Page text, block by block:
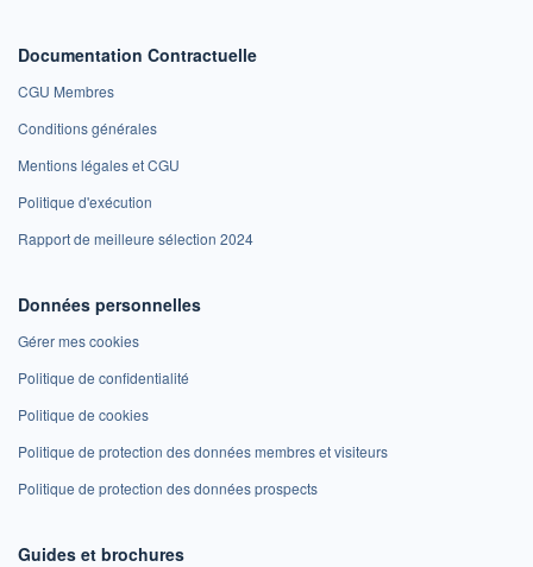
Documentation Contractuelle
CGU Membres
Conditions générales
Mentions légales et CGU
Politique d'exécution
Rapport de meilleure sélection 2024
Données personnelles
Gérer mes cookies
Politique de confidentialité
Politique de cookies
Politique de protection des données membres et visiteurs
Politique de protection des données prospects
Guides et brochures